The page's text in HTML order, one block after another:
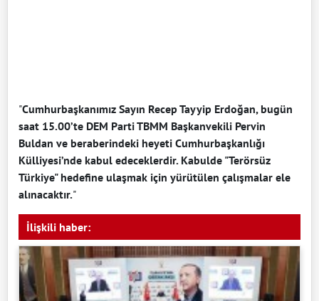
"Cumhurbaşkanımız Sayın Recep Tayyip Erdoğan, bugün
saat 15.00’te DEM Parti TBMM Başkanvekili Pervin
Buldan ve beraberindeki heyeti Cumhurbaşkanlığı
Külliyesi’nde kabul edeceklerdir. Kabulde "Terörsüz
Türkiye" hedefine ulaşmak için yürütülen çalışmalar ele
alınacaktır."
İlişkili haber: